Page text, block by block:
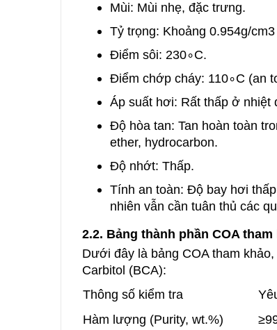
Mùi: Mùi nhẹ, đặc trưng.
Tỷ trọng: Khoảng 0.954g/
Điểm sôi: 230∘C.
Điểm chớp cháy: 110∘C (an
Áp suất hơi: Rất thấp ở nhiệt
Độ hòa tan: Tan hoàn toàn
ether, hydrocarbon.
Độ nhớt: Thấp.
Tính an toàn: Độ bay hơi
nhiên vẫn cần tuân thủ các
2.2. Bảng thành phần COA
Dưới đây là bảng COA tham
Carbitol (BCA):
Thông số kiểm tra
Hàm lượng (Purity, wt.%)